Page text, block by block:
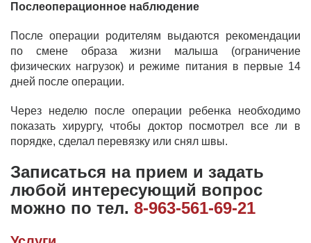
Послеоперационное наблюдение
После операции родителям выдаются рекомендации
по смене образа жизни малыша (ограничение
физических нагрузок) и режиме питания в первые 14
дней после операции.
Через неделю после операции ребенка необходимо
показать хирургу, чтобы доктор посмотрел все ли в
порядке, сделал перевязку или снял швы.
Записаться на прием и задать
любой интересующий вопрос
можно по тел. 8-963-561-69-21